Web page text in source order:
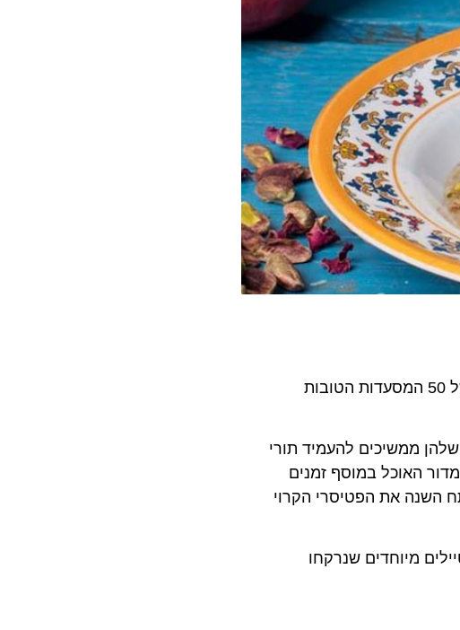
ממסעדת OPA, שזכתה החודש בתואר one to watch של 50 המסעדות הטובות
ממשיכים להעמיד תורי
האוכל במוסף זמנים
את הפטיסרי הקרוי
מיוחדים שנרקחו